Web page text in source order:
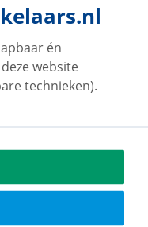
én
website
technieken).